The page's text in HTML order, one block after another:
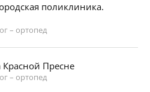
поликлиника.
– ортопед
Пресне
– ортопед